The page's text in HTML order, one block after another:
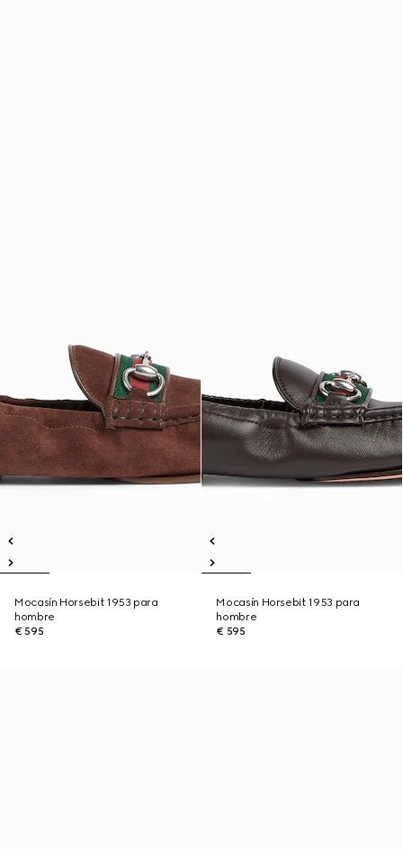
Mocasín Horsebit 1953 para
hombre
€ 595
Mocasín Horsebit 1953 para
hombre
€ 595